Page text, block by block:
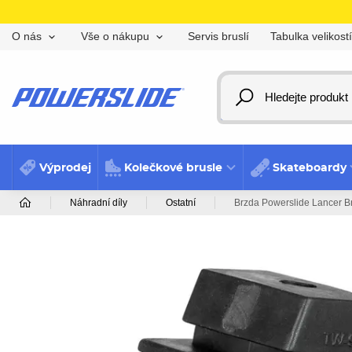
O nás Vše o nákupu Servis bruslí Tabulka velikostí
Výprodej Kolečkové brusle Skateboardy
Náhradní díly Ostatní Brzda Powerslide Lancer